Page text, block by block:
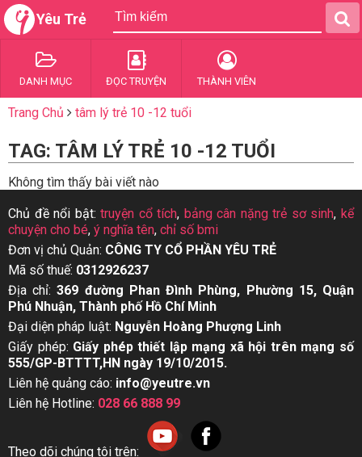
Yêu Trẻ
DANH MỤC ĐỌC TRUYỆN THÀNH VIÊN
Trang Chủ tâm lý trẻ 10 -12 tuổi
TAG: TÂM LÝ TRẺ 10 -12 TUỔI
Không tìm thấy bài viết nào
Chủ đề nổi bật:truyện cổ tích, bảng cân nặng trẻ sơ sinh,kể
chuyện cho bé, ý nghĩa tên, chỉ số bmi
Đơn vị chủ Quản: CÔNG TY CỔ PHẦN YÊU TRẺ
Mã số thuế: 0312926237
Địa chỉ:369 đường Phan Đình Phùng, Phường 15, Quận
Phú Nhuận, Thành phố Hồ Chí Minh
Đại diện pháp luật: Nguyễn Hoàng Phượng Linh
Giấy phép: Giấy phép thiết lập mạng xã hội trên mạng số
555/GP-BTTTT,HN ngày 19/10/2015.
Liên hệ quảng cáo: info@yeutre.vn
Liên hệ Hotline: 028 66 888 99
Theo dõi chúng tôi trên: